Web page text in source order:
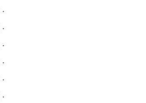
·
·
·
·
·
·